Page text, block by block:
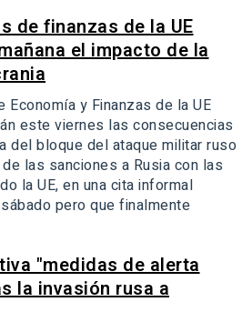
de finanzas de la UE
el impacto de la
Economía y Finanzas de la UE
este viernes las consecuencias
del bloque del ataque militar ruso
las sanciones a Rusia con las
la UE, en una cita informal
pero que finalmente
"medidas de alerta
la invasión rusa a